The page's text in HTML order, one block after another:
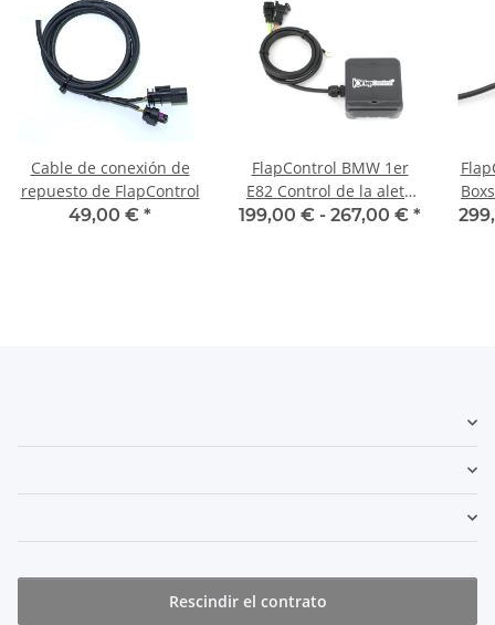
Cable de conexión de
repuesto de FlapControl
49,00 € *
FlapControl BMW 1er
E82 Control de la aleta
de escape
199,00 € - 267,00 € *
de
Rescindir el contrato